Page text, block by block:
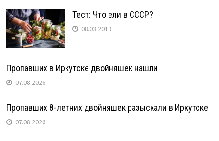
Тест: Что ели в СССР?
08.03.2019
Пропавших в Иркутске двойняшек нашли
07.08.2026
Пропавших 8-летних двойняшек разыскали в Иркутске
07.08.2026